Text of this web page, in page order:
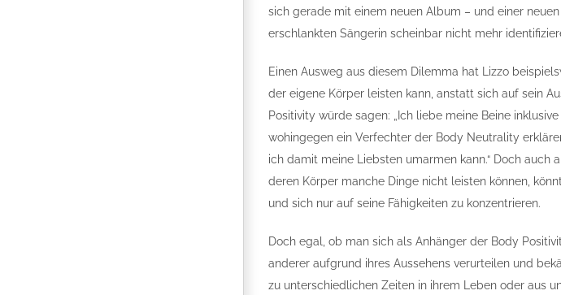
sich gerade mit einem neuen Album – und einer
erschlankten Sängerin scheinbar nicht mehr
Einen Ausweg aus diesem Dilemma hat Lizzo
der eigene Körper leisten kann, anstatt sich auf sein
Positivity würde sagen: „Ich liebe meine Beine
wohingegen ein Verfechter der Body Neutrality
ich damit meine Liebsten umarmen kann.“ Doch auch
deren Körper manche Dinge nicht leisten können,
und sich nur auf seine Fähigkeiten zu konzentrieren.
Doch egal, ob man sich als Anhänger der Body
anderer aufgrund ihres Aussehens verurteilen und
zu unterschiedlichen Zeiten in ihrem Leben oder aus